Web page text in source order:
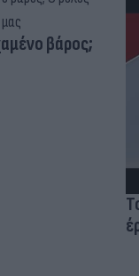
βάρος;